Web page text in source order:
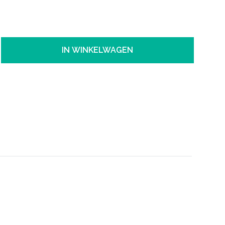
IN WINKELWAGEN